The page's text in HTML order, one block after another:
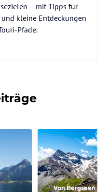
– mit Tipps für
kleine Entdeckungen
Pfade.
Von Bergseen